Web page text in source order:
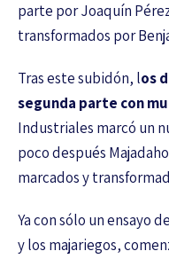
parte por Joaquín
transformados por
Tras este subidón, los
segunda parte con
Industriales marcó un
poco después
marcados y
Ya con sólo un ensayo
y los majariegos,